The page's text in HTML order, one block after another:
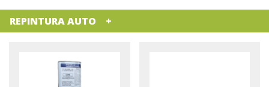
REPINTURA AUTO